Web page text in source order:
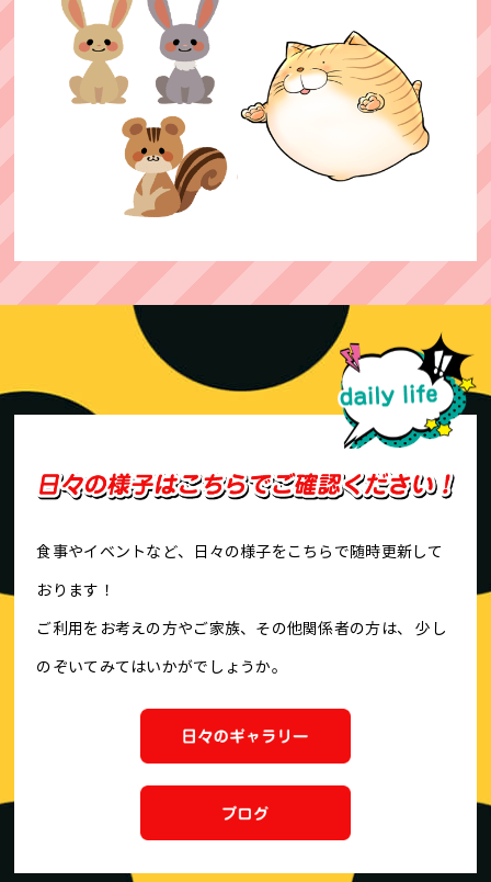
食事やイベントなど、日々の様子をこちらで随時更新して
おります！
ご利用をお考えの方やご家族、その他関係者の方は、 少し
のぞいてみてはいかがでしょうか。